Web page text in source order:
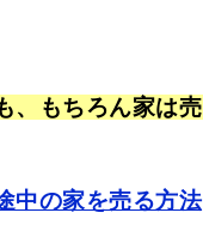
、もちろん家は
中の家を売る方法